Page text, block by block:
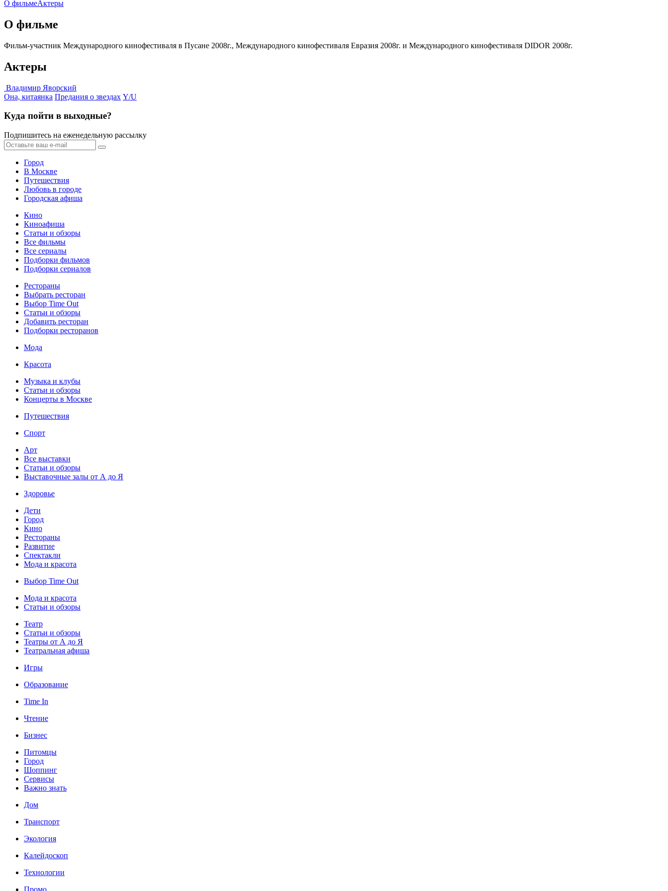
О фильмеАктеры
О фильме
Фильм-участник Международного кинофестиваля в Пусане 2008г., Международного кинофестиваля Евразия 2008г. и Международного кинофестиваля DIDOR 2008г.
Актеры
Владимир Яворский
Она, китаянка Предания о звездах Y/U
Куда пойти в выходные?
Подпишитесь на еженедельную рассылку
Город
В Москве
Путешествия
Любовь в городе
Городская афиша
Кино
Киноафиша
Статьи и обзоры
Все фильмы
Все сериалы
Подборки фильмов
Подборки сериалов
Рестораны
Выбрать ресторан
Выбор Time Out
Статьи и обзоры
Добавить ресторан
Подборки ресторанов
Мода
Красота
Музыка и клубы
Статьи и обзоры
Концерты в Москве
Путешествия
Спорт
Арт
Все выставки
Статьи и обзоры
Выставочные залы от А до Я
Здоровье
Дети
Город
Кино
Рестораны
Развитие
Спектакли
Мода и красота
Выбор Time Out
Мода и красота
Статьи и обзоры
Театр
Статьи и обзоры
Театры от А до Я
Театральная афиша
Игры
Образование
Time In
Чтение
Бизнес
Питомцы
Город
Шоппинг
Сервисы
Важно знать
Дом
Транспорт
Экология
Калейдоскоп
Технологии
Промо